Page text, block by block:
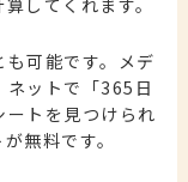
可能です。メデ
ネットで「365日
トを見つけられ
無料です。